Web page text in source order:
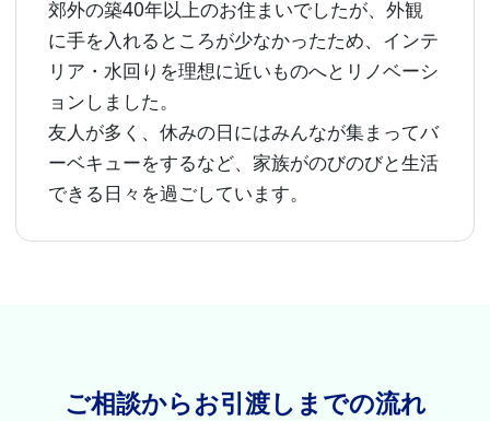
郊外の築40年以上のお住まいでしたが、外観
に手を入れるところが少なかったため、インテ
リア・水回りを理想に近いものへとリノベーシ
ョンしました。
友人が多く、休みの日にはみんなが集まってバ
ーベキューをするなど、家族がのびのびと生活
できる日々を過ごしています。
ご相談からお引渡しまでの流れ